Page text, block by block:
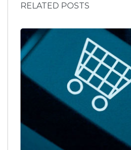
RELATED POSTS